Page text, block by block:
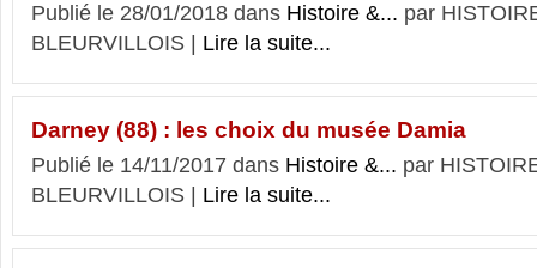
Publié le 28/01/2018 dans Histoire &... par
BLEURVILLOIS | Lire la suite...
Darney (88) : les choix du musée Damia
Publié le 14/11/2017 dans Histoire &... par
BLEURVILLOIS | Lire la suite...